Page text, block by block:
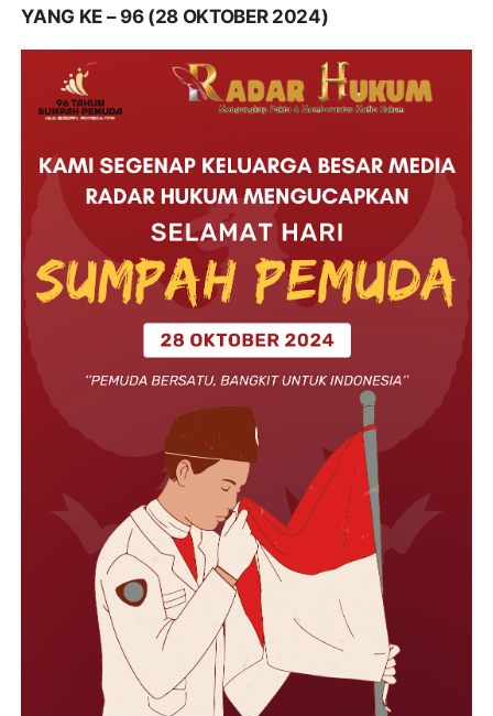
YANG KE – 96 (28 OKTOBER 2024)